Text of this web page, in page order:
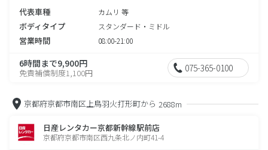
代表車種 カムリ 等
ボディタイプ スタンダード・ミドル
営業時間 08:00-21:00
6時間まで9,900円
免責補償制度1,100円 075-365-0100
京都府京都市南区上鳥羽火打形町から 2688m
日産レンタカー京都新幹線駅前店
京都府京都市南区西九条北ノ内町41-4